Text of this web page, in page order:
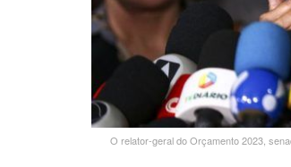
O relator-geral do Orçamento 2023,